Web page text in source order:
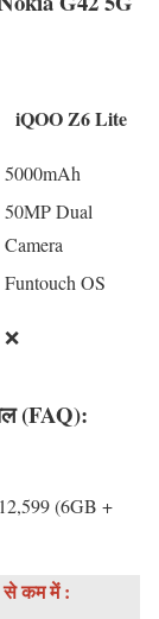
iQOO Z6 Lite
5000mAh
50MP Dual
Camera
Funtouch OS
❌
(FAQ):
(6GB +
से कम में :